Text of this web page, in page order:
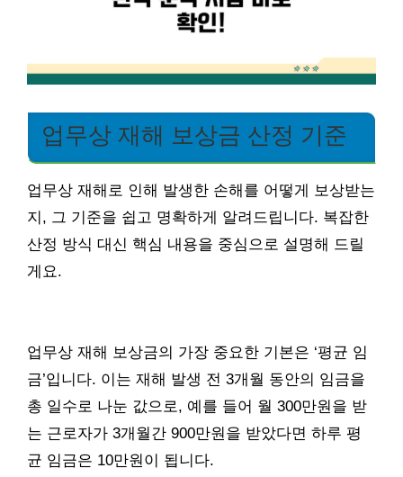
업무상 재해 보상금 산정 기준
업무상 재해로 인해 발생한 손해를 어떻게 보상받는
지, 그 기준을 쉽고 명확하게 알려드립니다. 복잡한
산정 방식 대신 핵심 내용을 중심으로 설명해 드릴
게요.
업무상 재해 보상금의 가장 중요한 기본은 ‘평균 임
금’입니다. 이는 재해 발생 전 3개월 동안의 임금을
총 일수로 나눈 값으로, 예를 들어 월 300만원을 받
는 근로자가 3개월간 900만원을 받았다면 하루 평
균 임금은 10만원이 됩니다.